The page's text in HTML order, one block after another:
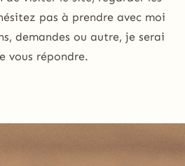
pas à prendre avec moi
demandes ou autre, je serai
vous répondre.